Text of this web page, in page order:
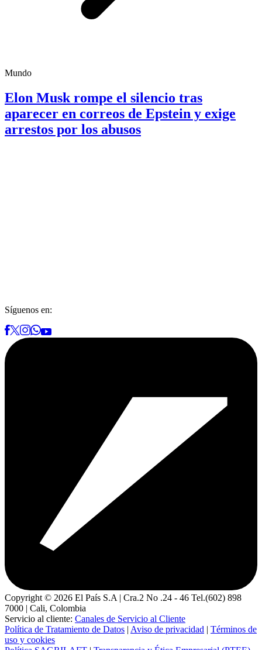
Mundo
Elon Musk rompe el silencio tras
aparecer en correos de Epstein y exige
arrestos por los abusos
Síguenos en:
Copyright © 2026 El País S.A | Cra.2 No .24 - 46 Tel.(602) 898
7000 | Cali, Colombia
Servicio al cliente: Canales de Servicio al Cliente
Política de Tratamiento de Datos | Aviso de privacidad | Términos de
uso y cookies